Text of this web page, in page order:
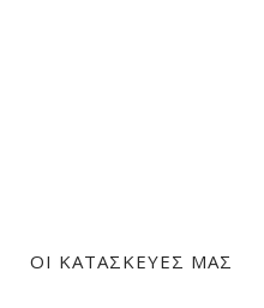
ΟΙ ΚΑΤΑΣΚΕΥΕΣ ΜΑΣ